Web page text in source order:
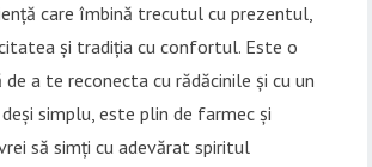
care îmbină trecutul cu prezentul,
și tradiția cu confortul. Este o
a te reconecta cu rădăcinile și cu un
simplu, este plin de farmec și
să simți cu adevărat spiritul